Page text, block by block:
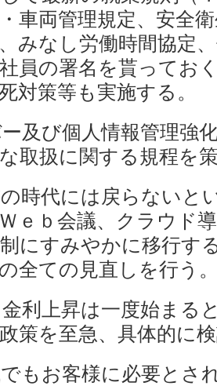
車両管理規定、安全
みなし労働時間協定
員の署名を貰ってお
対策等も実施する。
及び個人情報管理強
取扱に関する規程を
時代には戻らないと
ｅｂ会議、クラウド
にすみやかに移行す
全ての見直しを行う
利上昇は一度始まる
策を至急、具体的に
もお客様に必要とさ